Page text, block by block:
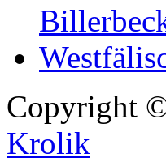
Copyright
Krolik